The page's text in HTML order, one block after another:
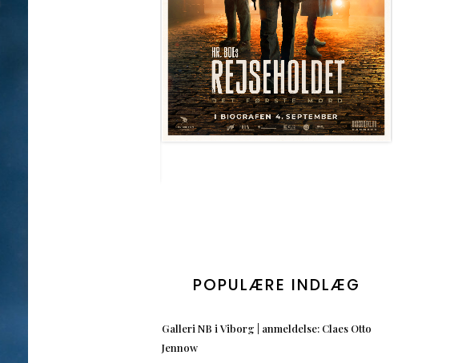
POPULÆRE INDLÆG
Galleri NB i Viborg | anmeldelse: Claes Otto
Jennow